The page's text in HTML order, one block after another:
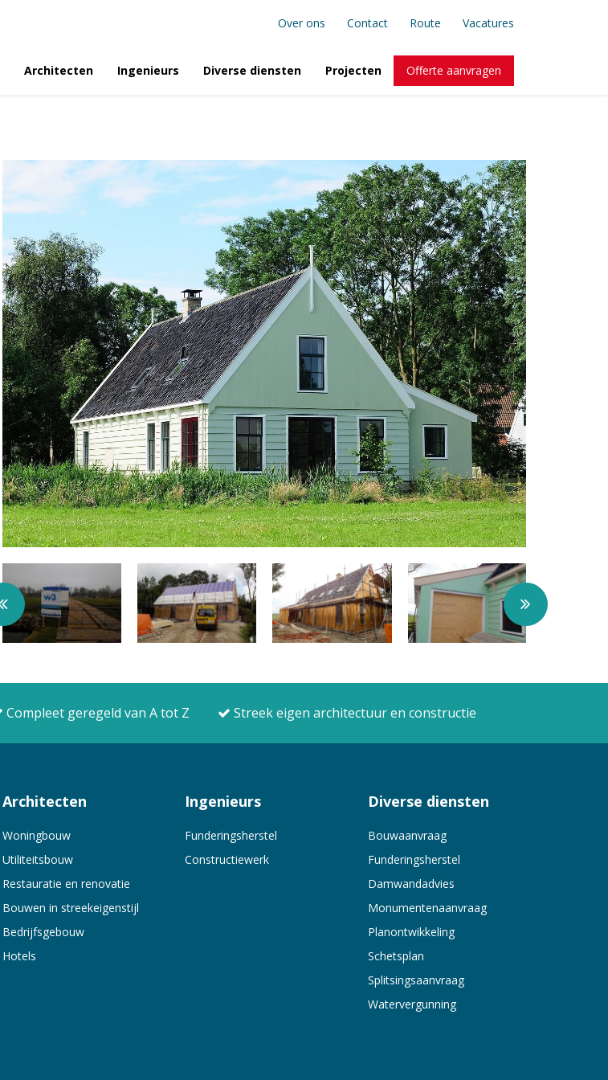
Over ons Contact Route Vacatures
Architecten Ingenieurs Diverse diensten Projecten Offerte aanvragen
Compleet geregeld van A tot Z Streek eigen architectuur en constructie
Architecten
Woningbouw
Utiliteitsbouw
Restauratie en renovatie
Bouwen in streekeigenstijl
Bedrijfsgebouw
Hotels
Ingenieurs
Funderingsherstel
Constructiewerk
Diverse diensten
Bouwaanvraag
Funderingsherstel
Damwandadvies
Monumentenaanvraag
Planontwikkeling
Schetsplan
Splitsingsaanvraag
Watervergunning